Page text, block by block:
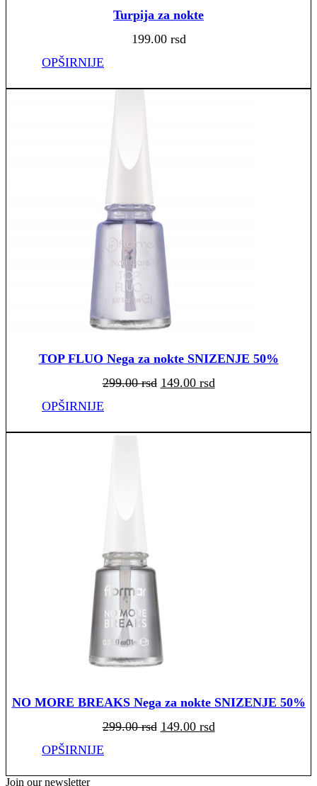
Turpija za nokte
199.00 rsd
OPŠIRNIJE
TOP FLUO Nega za nokte SNIZENJE 50%
299.00rsd Originalna
cena
149.00 rsdTrenutna
cena
OPŠIRNIJE
NO MORE BREAKS Nega za nokte SNIZENJE 50%
299.00rsd Originalna
cena
149.00 rsdTrenutna
cena
OPŠIRNIJE
Join our newsletter